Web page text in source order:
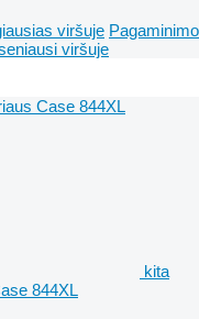
viršuje Pagaminimo
viršuje
kita
844XL